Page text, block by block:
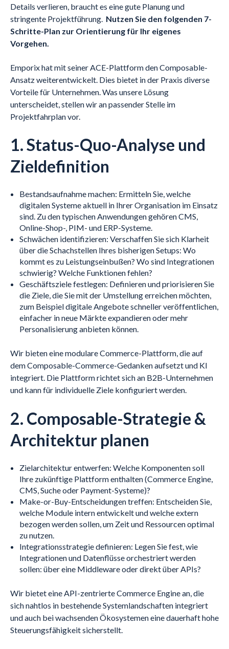
Details verlieren, braucht es eine gute Planung und
stringente Projektführung. Nutzen Sie den folgenden 7-
Schritte-Plan zur Orientierung für Ihr eigenes
Vorgehen.
Emporix hat mit seiner ACE-Plattform den Composable-
Ansatz weiterentwickelt. Dies bietet in der Praxis diverse
Vorteile für Unternehmen. Was unsere Lösung
unterscheidet, stellen wir an passender Stelle im
Projektfahrplan vor.
1. Status-Quo-Analyse und
Zieldefinition
Bestandsaufnahme machen: Ermitteln Sie, welche
digitalen Systeme aktuell in Ihrer Organisation im Einsatz
sind. Zu den typischen Anwendungen gehören CMS,
Online-Shop-, PIM- und ERP-Systeme.
Schwächen identifizieren: Verschaffen Sie sich Klarheit
über die Schachstellen Ihres bisherigen Setups: Wo
kommt es zu Leistungseinbußen? Wo sind Integrationen
schwierig? Welche Funktionen fehlen?
Geschäftsziele festlegen: Definieren und priorisieren Sie
die Ziele, die Sie mit der Umstellung erreichen möchten,
zum Beispiel digitale Angebote schneller veröffentlichen,
einfacher in neue Märkte expandieren oder mehr
Personalisierung anbieten können.
Wir bieten eine modulare Commerce-Plattform, die auf
dem Composable-Commerce-Gedanken aufsetzt und KI
integriert. Die Plattform richtet sich an B2B-Unternehmen
und kann für individuelle Ziele konfiguriert werden.
2. Composable-Strategie &
Architektur planen
Zielarchitektur entwerfen: Welche Komponenten soll
Ihre zukünftige Plattform enthalten (Commerce Engine,
CMS, Suche oder Payment-Systeme)?
Make-or-Buy-Entscheidungen treffen: Entscheiden Sie,
welche Module intern entwickelt und welche extern
bezogen werden sollen, um Zeit und Ressourcen optimal
zu nutzen.
Integrationsstrategie definieren: Legen Sie fest, wie
Integrationen und Datenflüsse orchestriert werden
sollen: über eine Middleware oder direkt über APIs?
Wir bietet eine API-zentrierte Commerce Engine an, die
sich nahtlos in bestehende Systemlandschaften integriert
und auch bei wachsenden Ökosystemen eine dauerhaft hohe
Steuerungsfähigkeit sicherstellt.